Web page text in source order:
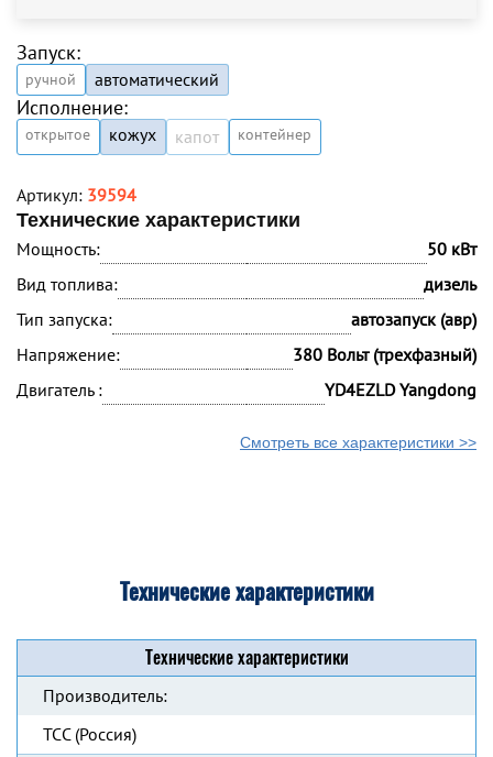
Запуск:
ручной автоматический
Исполнение:
открытое кожух капот контейнер
Артикул: 39594
Технические характеристики
Мощность:
50 кВт
Вид топлива:
дизель
Тип запуска:
автозапуск (авр)
Напряжение:
380 Вольт (трехфазный)
Двигатель :
YD4EZLD Yangdong
Смотреть все характеристики >>
Технические характеристики
Технические характеристики
Производитель:
ТСС (Россия)